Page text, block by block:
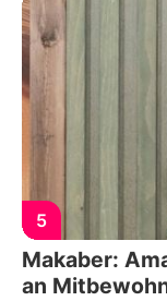
5
Makaber:
an